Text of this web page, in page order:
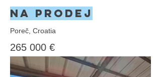
Na prodej
Poreč, Croatia
265 000 €